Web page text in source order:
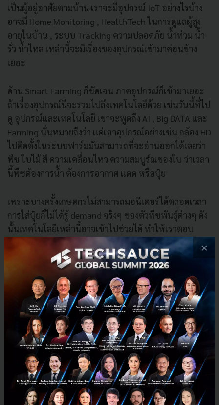
เป็นผู้อยู่อาศัยตามบ้าน เราจะมีอุปกรณ์ IoT อย่างไรบ้าง
อาจมี Home Monitoring , HealthTech ในการดูแลผู้สูง
อายุในบ้าน , ระบบ Tracking ความปลอดภัย น้ำท่วม น้ำ
รั่ว น้ำไหล เหล่านี้จะมีเรื่องของอุปกรณ์เข้ามาค่อนข้าง
เยอะ
ด้าน Smart Farming ก็ชัดเจน ภาคอุปกรณ์ก็เข้ามาเยอะ
ถ้าเรื่องอุปกรณ์นี่จะรวมไปถึงเทคโนโลยีด้วย เช่นวันนี้ที่ไป
ดู อุปกรณ์และเทคโนโลยี เขาจะพูดถึง AI , Big DATA และ
Farming นั่นหมายถึงว่า แค่เอาอุปกรณ์อย่างเช่น กล้อง HD
ไปติดตั้งในระบบฟาร์มมันสามารถที่จะอ่านออกได้เลยว่า
พืช ใบไม้ สี ความเคลื่อนไหว ความสมบูร์ณของใบ ว่าเวลา
นี้พืชต้องการน้ำ ต้องการอากาศ แดด หรือปุ๋ย
เพราะบางครั้งเกษตกรไม่สามารถมอนิเตอร์ได้ตลอดเวลา
การใส่ปุ๋ยก็ไม่ได้รู้ demand จริงๆ ของตัวพืชพันธุ์ต่างๆ ดัง
นั้นเทคโนโลยีเหล่านี้อาจเข้าไปช่วยได้ ทำให้เราตอบ
โจทย์ได้ ประสิทธิภาพของการทำฟาร์มมันก็จะเกิด
productivity ก็จะตามมา อันนี้ก็จะกลายเป็นความยั่งยืน
ของประเทศที่ทำพวกเกษตรกรรม
นอกจากภาคธุรกิจ คนทั่วไปจะได้ประโยชน์อะไรจาก 5G
×